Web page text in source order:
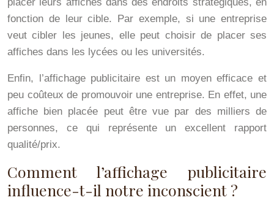
fonction de leur cible. Par exemple, si une entreprise
veut cibler les jeunes, elle peut choisir de placer ses
affiches dans les lycées ou les universités.
Enfin, l’affichage publicitaire est un moyen efficace et
peu coûteux de promouvoir une entreprise. En effet, une
affiche bien placée peut être vue par des milliers de
personnes, ce qui représente un excellent rapport
qualité/prix.
Comment l’affichage publicitaire
influence-t-il notre inconscient ?